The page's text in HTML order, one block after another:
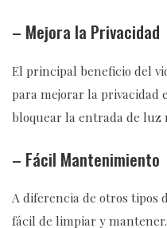
– Mejora la Privacidad
El principal beneficio del
para mejorar la privacidad
bloquear la entrada de luz
– Fácil Mantenimiento
A diferencia de otros tipos
fácil de limpiar y